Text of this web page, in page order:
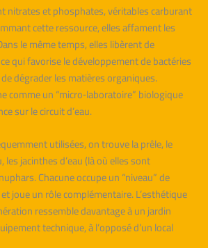
nitrates et phosphates, véritables carburant
cette ressource, elles affament les
le même temps, elles libèrent de
ce qui favorise le développement de bactéries
dégrader les matières organiques.
comme un “micro‑laboratoire” biologique
sur le circuit d’eau.
utilisées, on trouve la prêle, le
les jacinthes d’eau (là où elles sont
Chacune occupe un “niveau” de
joue un rôle complémentaire. L’esthétique
ressemble davantage à un jardin
technique, à l’opposé d’un local